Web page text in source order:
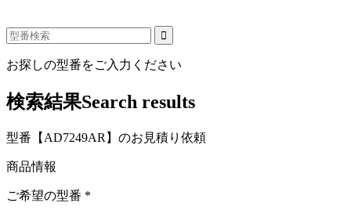
お探しの型番をご入力ください
検索結果Search results
型番【AD7249AR】のお見積り依頼
商品情報
ご希望の型番 *